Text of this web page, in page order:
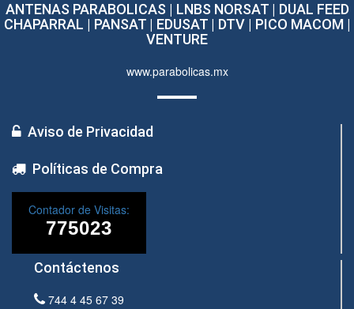
ANTENAS PARABOLICAS | LNBS NORSAT | DUAL FEED
CHAPARRAL | PANSAT | EDUSAT | DTV | PICO MACOM |
VENTURE
www.parabolicas.mx
Aviso de Privacidad
Políticas de Compra
Contador de Visitas:
Contáctenos
744 4 45 67 39